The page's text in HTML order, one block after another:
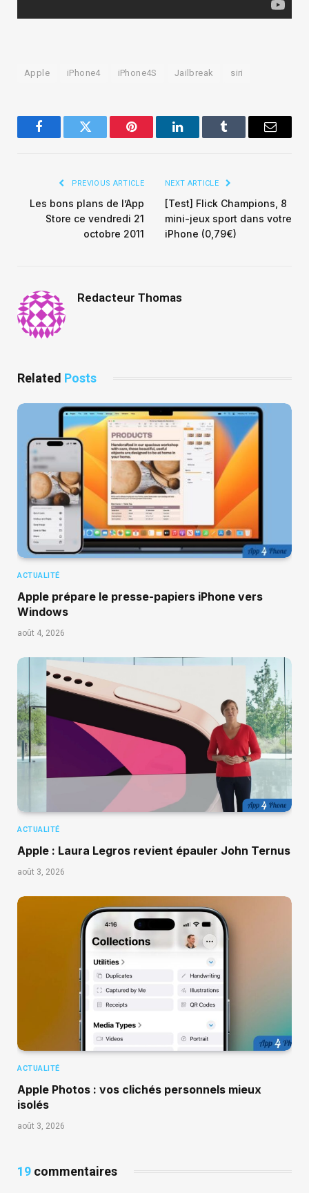
Apple iPhone4 iPhone4S Jailbreak siri
FacebookTwitter Pinterest LinkedInTumblr Email
PREVIOUS ARTICLE
Les bons plans de l’App
Store ce vendredi 21
octobre 2011
NEXT ARTICLE
[Test] Flick Champions, 8
mini-jeux sport dans votre
iPhone (0,79€)
Redacteur Thomas
Related Posts
ACTUALITÉ
Apple prépare le presse-papiers iPhone vers
Windows
août 4, 2026
ACTUALITÉ
Apple : Laura Legros revient épauler John Ternus
août 3, 2026
ACTUALITÉ
Apple Photos : vos clichés personnels mieux
isolés
août 3, 2026
19 commentaires